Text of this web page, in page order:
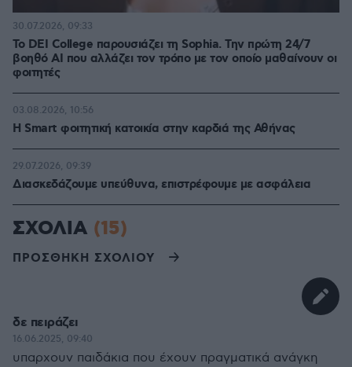
Το DEI College παρουσιάζει τη Sophia. Την πρώτη 24/7
βοηθό AI που αλλάζει τον τρόπο με τον οποίο μαθαίνουν οι
φοιτητές
30.07.2026, 09:33
Η Smart φοιτητική κατοικία στην καρδιά της Αθήνας
03.08.2026, 10:56
Διασκεδάζουμε υπεύθυνα, επιστρέφουμε με ασφάλεια
29.07.2026, 09:39
ΣΧΟΛΙΑ (15)
ΠΡΟΣΘΗΚΗ ΣΧΟΛΙΟΥ
δε πειράζει
16.06.2025, 09:40
υπαρχουν παιδάκια που έχουν πραγματικά ανάγκη